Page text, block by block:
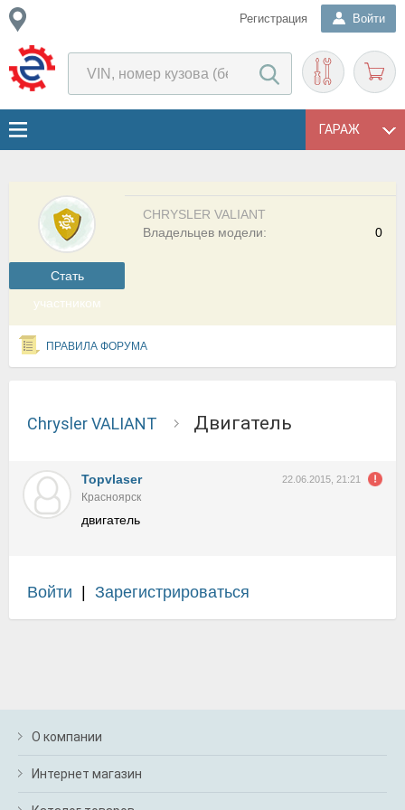
Регистрация Войти
ГАРАЖ
Cтать
участником
CHRYSLER VALIANT
0
Владельцев модели:
ПРАВИЛА ФОРУМА
Chrysler VALIANT двигатель
Topvlaser 22.06.2015, 21:21
Красноярск
двигатель
Войти Зарегистрироваться
О компании
Интернет магазин